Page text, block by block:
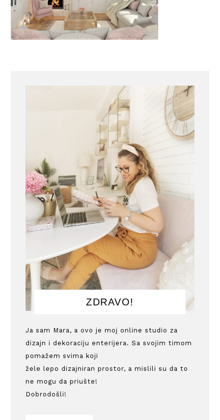
ZDRAVO!
Ja sam Mara, a ovo je moj online studio za
dizajn i dekoraciju enterijera. Sa svojim timom
pomažem svima koji
žele lepo dizajniran prostor, a mislili su da to
ne mogu da priušte!
Dobrodošli!